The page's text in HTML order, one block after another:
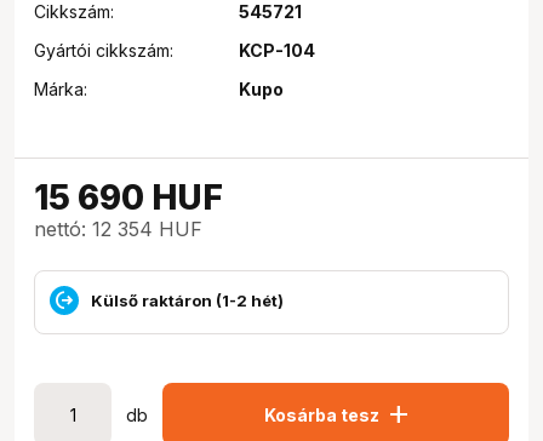
Cikkszám:
545721
Gyártói cikkszám:
KCP-104
Márka:
Kupo
15 690 HUF
nettó: 12 354 HUF
Külső raktáron (1-2 hét)
db Kosárba tesz add